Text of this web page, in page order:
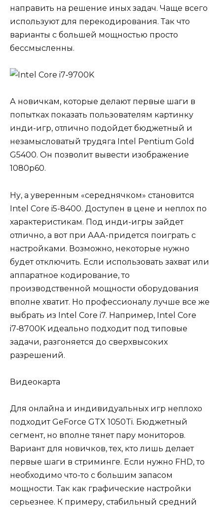
направить на решение иных задач. Чаще всего
используют для перекодирования. Так что
варианты с большей мощностью просто
бессмысленны.
А новичкам, которые делают первые шаги в
попытках показать пользователям картинку
инди-игр, отлично подойдет бюджетный и
незамысловатый трудяга Intel Pentium Gold
G5400. Он позволит вывести изображение
1080р60.
Ну, а уверенным «середнячком» становится
Intel Core i5-8400. Доступен в цене и неплох по
характеристикам. Под инди-игры зайдет
отлично, а вот при ААА-придется поиграть с
настройками. Возможно, некоторые нужно
будет отключить. Если использовать захват или
аппаратное кодирование, то
производственной мощности оборудования
вполне хватит. Но профессионалу лучше все же
выбрать из Intel Core i7. Например, Intel Core
i7‑8700K идеально подходит под типовые
задачи, разгоняется до сверхвысоких
разрешений.
Видеокарта
Для онлайна и индивидуальных игр неплохо
подходит GeForce GTX 1050Ti. Бюджетный
сегмент, но вполне тянет пару мониторов.
Вариант для новичков, тех, кто лишь делает
первые шаги в стриминге. Если нужно FHD, то
необходимо что-то с большим запасом
мощности. Так как графические настройки
серьезнее. К примеру, стабильный средний